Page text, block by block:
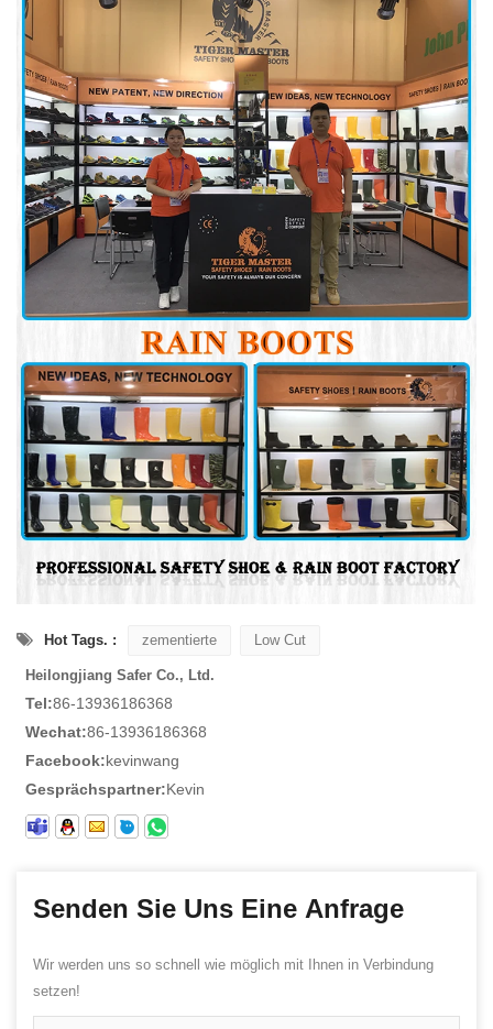
Hot Tags. : zementierte Low Cut
Heilongjiang Safer Co., Ltd.
Tel:86-13936186368
Wechat:86-13936186368
Facebook:kevinwang
Gesprächspartner:Kevin
Senden Sie Uns Eine Anfrage
Wir werden uns so schnell wie möglich mit Ihnen in Verbindung
setzen!